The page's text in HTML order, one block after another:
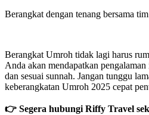
Berangkat dengan tenang bersama
Berangkat Umroh tidak lagi harus
Anda akan mendapatkan
dan sesuai sunnah. Jangan tunggu
keberangkatan Umroh 2025 cepat
👉 Segera hubungi Riffy Travel